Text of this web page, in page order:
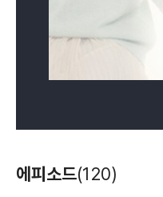
에피소드(120)